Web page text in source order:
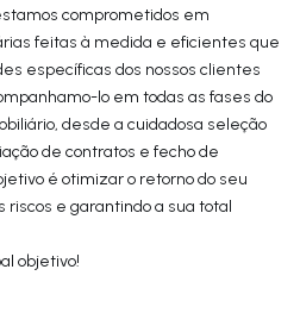
comprometidos em
feitas à medida e eficientes que
específicas dos nossos clientes
lo em todas as fases do
desde a cuidadosa seleção
de contratos e fecho de
é otimizar o retorno do seu
e garantindo a sua total
objetivo!